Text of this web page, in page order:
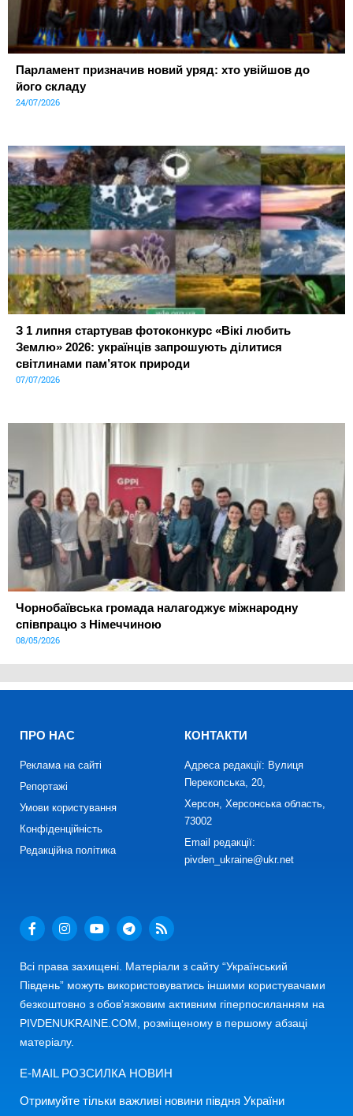
Парламент призначив новий уряд: хто увійшов до
його складу
24/07/2026
З 1 липня стартував фотоконкурс «Вікі любить
Землю» 2026: українців запрошують ділитися
світлинами пам’яток природи
07/07/2026
Чорнобаївська громада налагоджує міжнародну
співпрацю з Німеччиною
08/05/2026
ПРО НАС
Реклама на сайті
Репортажі
Умови користування
Конфіденційність
Редакційна політика
КОНТАКТИ
Адреса редакції: Вулиця
Перекопська, 20,
Херсон, Херсонська область,
73002
Email редакції:
pivden_ukraine@ukr.net
Всі права захищені. Матеріали з сайту “Український
Південь” можуть використовуватись іншими користувачами
безкоштовно з обов’язковим активним гіперпосиланням на
PIVDENUKRAINE.COM, розміщеному в першому абзаці
матеріалу.
E-MAIL РОЗСИЛКА НОВИН
Отримуйте тільки важливі новини півдня України